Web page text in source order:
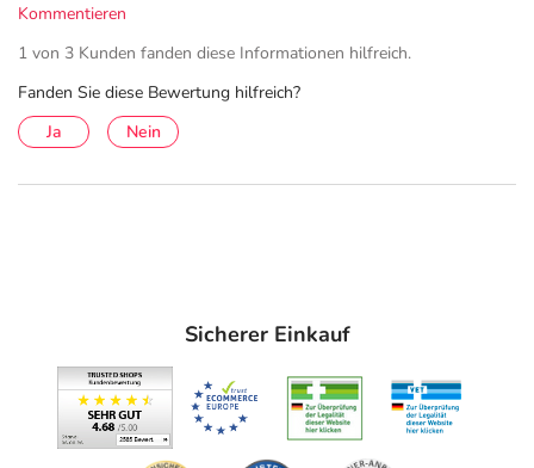
Kommentieren
1 von 3 Kunden fanden diese Informationen hilfreich.
Fanden Sie diese Bewertung hilfreich?
Ja
Nein
Sicherer Einkauf